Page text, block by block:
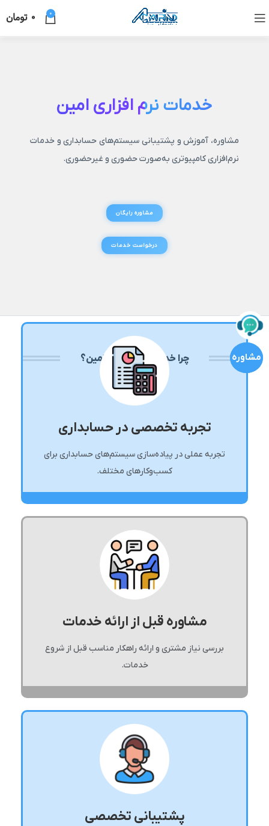
0
0 تومان
خدمات نرم افزاری امین
مشاوره، آموزش و پشتیبانی سیستم‌های حسابداری و خدمات
نرم‌افزاری کامپیوتری به‌صورت حضوری و غیرحضوری.
مشاوره رایگان
درخواست خدمات
مشاوره چرا خدمات نرم‌افزاری امین؟
تجربه تخصصی در حسابداری
تجربه عملی در پیاده‌سازی سیستم‌های حسابداری برای
کسب‌وکارهای مختلف.
مشاوره قبل از ارائه خدمات
بررسی نیاز مشتری و ارائه راهکار مناسب قبل از شروع
خدمات.
پشتیبانی تخصصی
مشاوره